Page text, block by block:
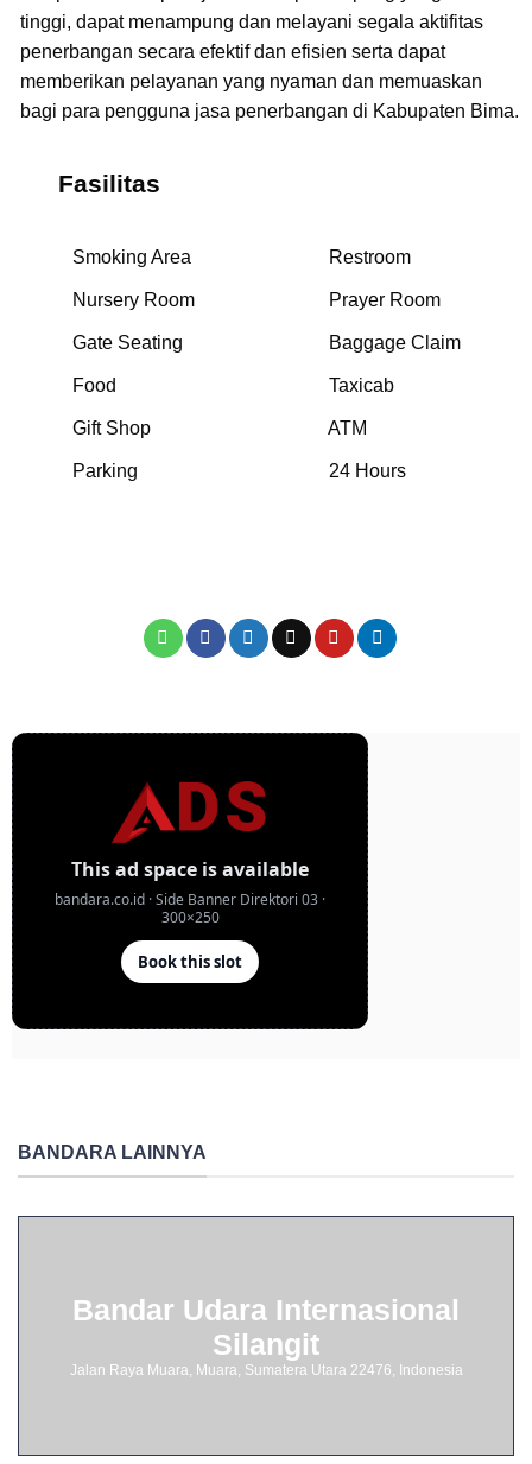
tinggi, dapat menampung dan melayani segala aktifitas
penerbangan secara efektif dan efisien serta dapat
memberikan pelayanan yang nyaman dan memuaskan
bagi para pengguna jasa penerbangan di Kabupaten Bima.
Fasilitas
Smoking Area Restroom
Nursery Room Prayer Room
Gate Seating Baggage Claim
Food Taxicab
Gift Shop ATM
Parking 24 Hours
BANDARA LAINNYA
Bandar Udara Internasional
Silangit
Jalan Raya Muara, Muara, Sumatera Utara 22476, Indonesia